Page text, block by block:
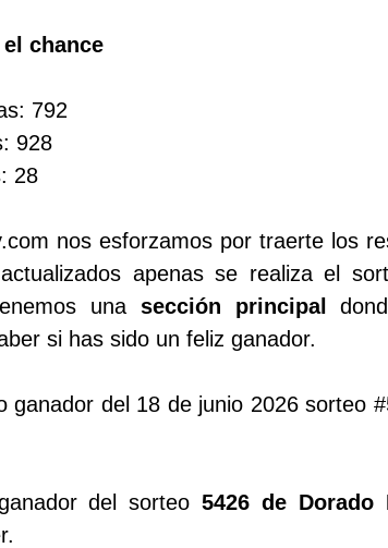
chance
792
928
28
nos esforzamos por traerte los
apenas se realiza el
una sección principal
si has sido un feliz ganador.
ganador del 18 de junio 2026 sorteo
del sorteo5426 de Dorado